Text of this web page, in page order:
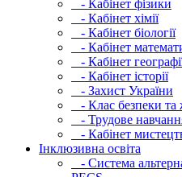
- Кабінет фізики
- Кабінет хімії
- Кабінет біології
- Кабінет
- Кабінет
- Кабінет історії
- Захист України
- Клас безпеки та
- Трудове
- Кабінет
Інклюзивна освіта
- Система